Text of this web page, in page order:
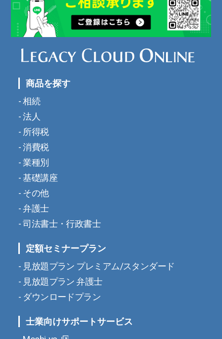
商品を探す
相続
法人
所得税
消費税
業種別
基礎講座
その他
弁護士
司法書士・行政書士
定額セミナープラン
見放題プラン プレミアム/スタンダード
見放題プラン 弁護士
ダウンロードプラン
士業向けサポートサービス